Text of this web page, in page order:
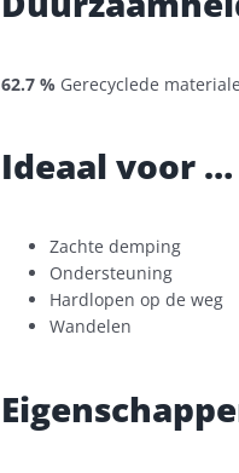
62.7 % Gerecyclede
Ideaal voor …
Zachte demping
Ondersteuning
Hardlopen op de weg
Wandelen